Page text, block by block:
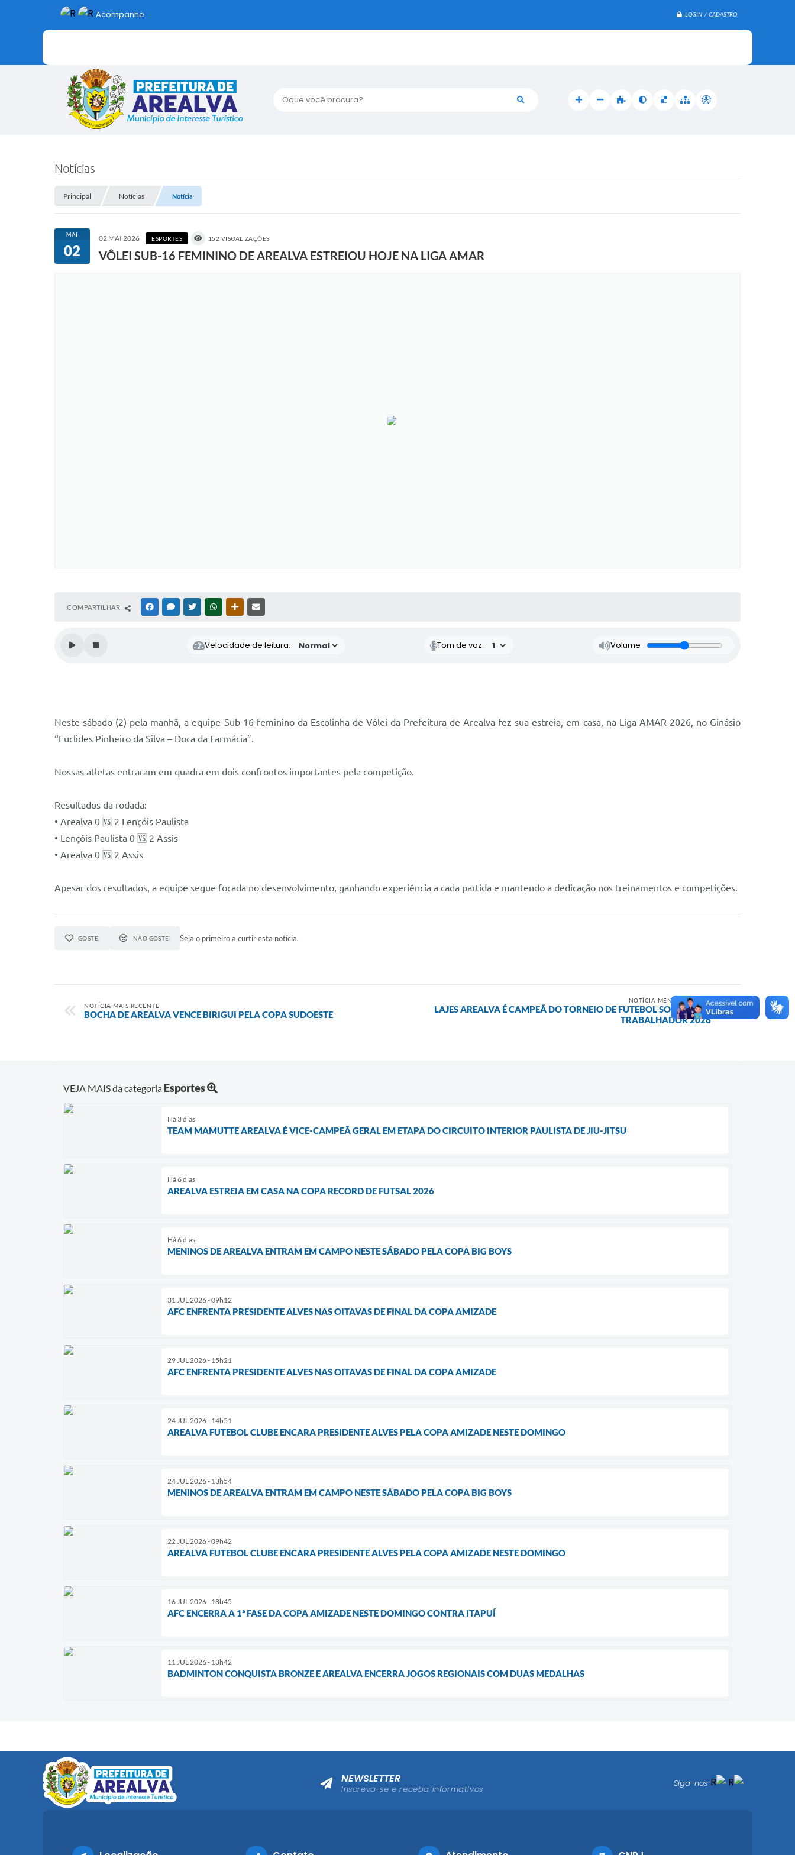
LOGIN / CADASTRO
Oque você procura?
Acompanhe
Notícias
Principal Notícias Notícia
MAI
02
02 MAI 2026 ESPORTES 152 VISUALIZAÇÕES
VÔLEI SUB-16 FEMININO DE AREALVA ESTREIOU HOJE NA LIGA AMAR
COMPARTILHAR FACEBOOKMESSENGER
TWITTERWHATSAPPOUTRAS MÍDIAS
Velocidade de leitura: Tom de voz: Volume
Neste sábado (2) pela manhã, a equipe Sub-16 feminino da Escolinha de Vôlei da Prefeitura de Arealva fez sua estreia, em casa, na Liga AMAR 2026, no Ginásio
“Euclides Pinheiro da Silva – Doca da Farmácia”.
Nossas atletas entraram em quadra em dois confrontos importantes pela competição.
Resultados da rodada:
• Arealva 0 🆚 2 Lençóis Paulista
• Lençóis Paulista 0 🆚 2 Assis
• Arealva 0 🆚 2 Assis
Apesar dos resultados, a equipe segue focada no desenvolvimento, ganhando experiência a cada partida e mantendo a dedicação nos treinamentos e competições.
GOSTEI NÃO GOSTEI Seja o primeiro a curtir esta notícia.
NOTÍCIA MAIS RECENTE
BOCHA DE AREALVA VENCE BIRIGUI PELA COPA SUDOESTE
NOTÍCIA MENOS RECENTE
LAJES AREALVA É CAMPEÃ DO TORNEIO DE FUTEBOL SOCIETY DO
TRABALHADOR 2026
VEJA MAIS da categoria Esportes
Há 3 dias
TEAM MAMUTTE AREALVA É VICE-CAMPEÃ GERAL EM ETAPA DO CIRCUITO INTERIOR PAULISTA DE JIU-JITSU
Há 6 dias
AREALVA ESTREIA EM CASA NA COPA RECORD DE FUTSAL 2026
Há 6 dias
MENINOS DE AREALVA ENTRAM EM CAMPO NESTE SÁBADO PELA COPA BIG BOYS
31 JUL 2026 - 09h12
AFC ENFRENTA PRESIDENTE ALVES NAS OITAVAS DE FINAL DA COPA AMIZADE
29 JUL 2026 - 15h21
AFC ENFRENTA PRESIDENTE ALVES NAS OITAVAS DE FINAL DA COPA AMIZADE
24 JUL 2026 - 14h51
AREALVA FUTEBOL CLUBE ENCARA PRESIDENTE ALVES PELA COPA AMIZADE NESTE DOMINGO
24 JUL 2026 - 13h54
MENINOS DE AREALVA ENTRAM EM CAMPO NESTE SÁBADO PELA COPA BIG BOYS
22 JUL 2026 - 09h42
AREALVA FUTEBOL CLUBE ENCARA PRESIDENTE ALVES PELA COPA AMIZADE NESTE DOMINGO
16 JUL 2026 - 18h45
AFC ENCERRA A 1ª FASE DA COPA AMIZADE NESTE DOMINGO CONTRA ITAPUÍ
11 JUL 2026 - 13h42
BADMINTON CONQUISTA BRONZE E AREALVA ENCERRA JOGOS REGIONAIS COM DUAS MEDALHAS
Siga-nos
NEWSLETTER
Inscreva-se e receba informativos